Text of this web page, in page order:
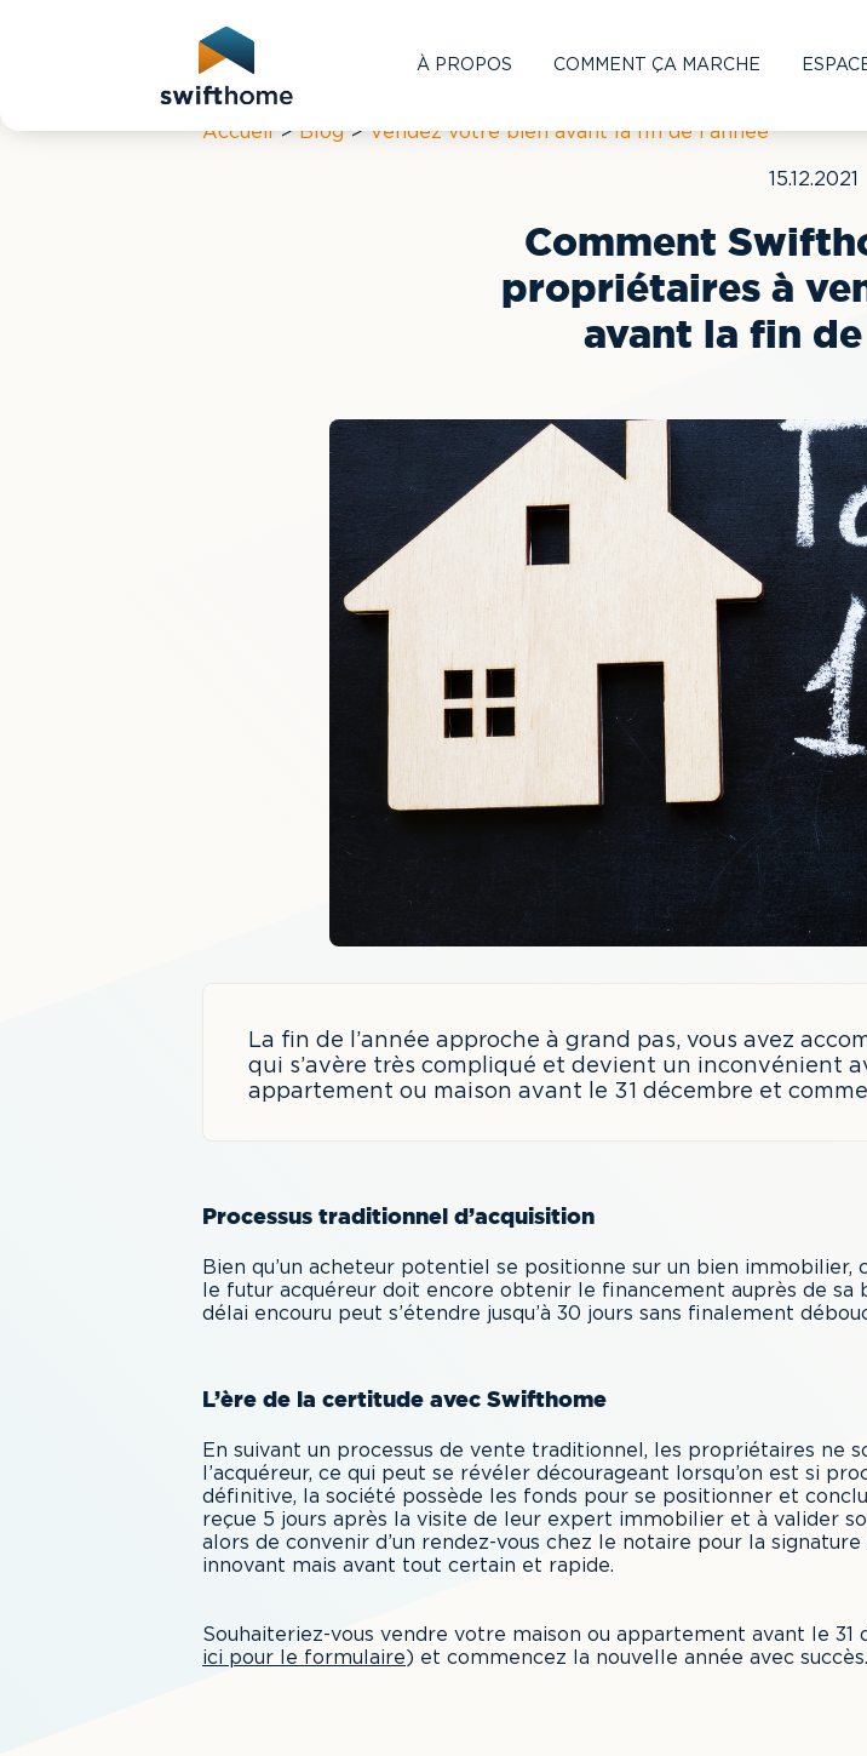
À PROPOS COMMENT ÇA MARCHE
RETOUR
Accueil>Blog>Vendez votre bien avant la fin de l'année
15.12.2021
Comment
propriétaires à
avant la fin de
La fin de l’année approche à grand pas, vous avez
qui s’avère très compliqué et devient un inconvénient
appartement ou maison avant le 31 décembre et
Processus traditionnel d’acquisition
Bien qu’un acheteur potentiel se positionne sur un bien
le futur acquéreur doit encore obtenir le financement auprès de sa
délai encouru peut s’étendre jusqu’à 30 jours sans finalement
L’ère de la certitude avec Swifthome
En suivant un processus de vente traditionnel, les propriétaires ne
l’acquéreur, ce qui peut se révéler décourageant lorsqu’on est si
définitive, la société possède les fonds pour se positionner et
reçue 5 jours après la visite de leur expert immobilier et à valider
alors de convenir d’un rendez-vous chez le notaire pour la
innovant mais avant tout certain et rapide.
Souhaiteriez-vous vendre votre maison ou appartement avant le
ici pour le formulaire ) et commencez la nouvelle année avec succès.